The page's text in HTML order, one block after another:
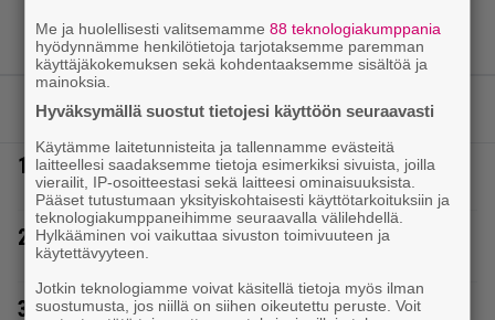
LUETUIMMAT JUTUT
1.
Tältä näyttää Vappu Pimiän perhelomalla
Portugalissa – ”Kaunis mekko”
2.
Poliisilla tehovalvonta – tästä kysymys ja näin
kauan kestää
3. Poliisilla surullinen ilta Kuopiossa eilen
Me ja huolellisesti valitsemamme88 teknologiakumppania
hyödynnämme henkilötietoja tarjotaksemme paremman
käyttäjäkokemuksen sekä kohdentaaksemme sisältöä ja
mainoksia.
Hyväksymällä suostut tietojesi käyttöön seuraavasti
Käytämme laitetunnisteita ja tallennamme evästeitä
laitteellesi saadaksemme tietoja esimerkiksi sivuista, joilla
vierailit, IP-osoitteestasi sekä laitteesi ominaisuuksista.
Pääset tutustumaan yksityiskohtaisesti käyttötarkoituksiin ja
teknologiakumppaneihimme seuraavalla välilehdellä.
Hylkääminen voi vaikuttaa sivuston toimivuuteen ja
käytettävyyteen.
Jotkin teknologiamme voivat käsitellä tietoja myös ilman
suostumusta, jos niillä on siihen oikeutettu peruste. Voit